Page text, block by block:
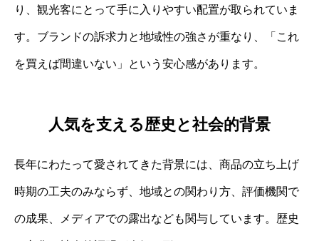
り、観光客にとって手に入りやすい配置が取られていま
す。ブランドの訴求力と地域性の強さが重なり、「これ
を買えば間違いない」という安心感があります。
人気を支える歴史と社会的背景
長年にわたって愛されてきた背景には、商品の立ち上げ
時期の工夫のみならず、地域との関わり方、評価機関で
の成果、メディアでの露出なども関与しています。歴史